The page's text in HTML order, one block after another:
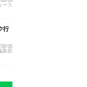
ース
行
間
06
集部